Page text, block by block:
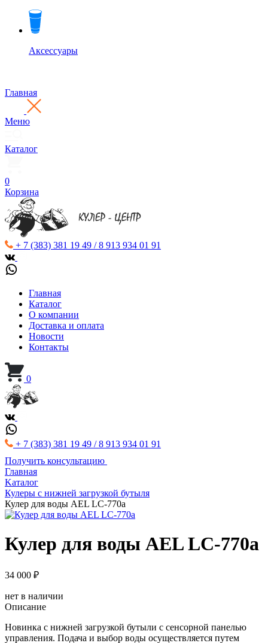
Аксессуары
Главная
Меню
Каталог
0
Корзина
+ 7 (383) 381 19 49 / 8 913 934 01 91
Главная
Каталог
О компании
Доставка и оплата
Новости
Контакты
0
+ 7 (383) 381 19 49 / 8 913 934 01 91
Получить консультацию
Главная
Kаталог
Кулеры с нижней загрузкой бутыля
Кулер для воды AEL LC-770a
Кулер для воды AEL LC-770a
34 000 ₽
нет в наличии
Описание
Новинка с нижней загрузкой бутыли с сенсорной панелью
управления. Подача и выбор воды осуществляется путем